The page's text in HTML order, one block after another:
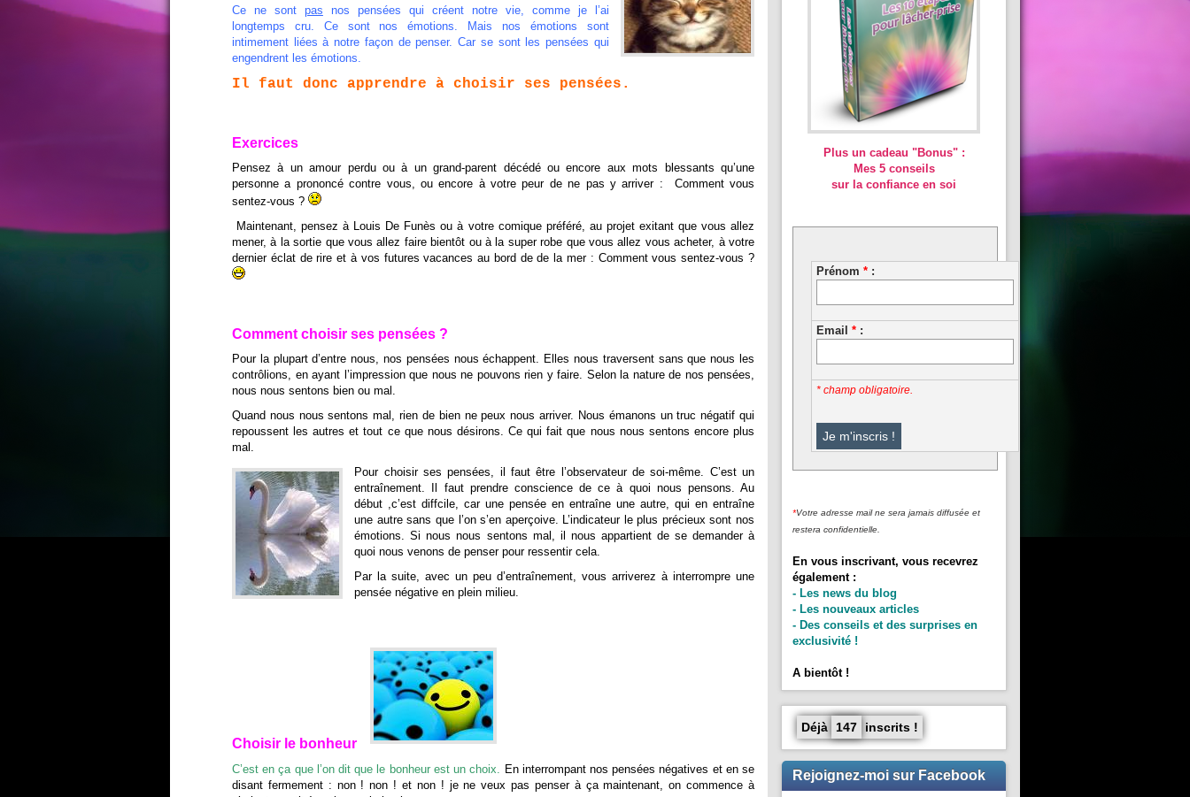
Ce ne sont pas nos pensées qui créent notre vie, comme je l’ai
longtemps cru. Ce sont nos émotions. Mais nos émotions sont
intimement liées à notre façon de penser. Car se sont les pensées qui
engendrent les émotions.
Il faut donc apprendre à choisir ses pensées.
Exercices
Pensez à un amour perdu ou à un grand-parent décédé ou encore aux mots blessants qu’une
personne a prononcé contre vous, ou encore à votre peur de ne pas y arriver : Comment vous
sentez-vous ?
Maintenant, pensez à Louis De Funès ou à votre comique préféré, au projet exitant que vous allez
mener, à la sortie que vous allez faire bientôt ou à la super robe que vous allez vous acheter, à votre
dernier éclat de rire et à vos futures vacances au bord de de la mer : Comment vous sentez-vous ?
Comment choisir ses pensées ?
Pour la plupart d’entre nous, nos pensées nous échappent. Elles nous traversent sans que nous les
contrôlions, en ayant l’impression que nous ne pouvons rien y faire. Selon la nature de nos pensées,
nous nous sentons bien ou mal.
Quand nous nous sentons mal, rien de bien ne peux nous arriver. Nous émanons un truc négatif qui
repoussent les autres et tout ce que nous désirons. Ce qui fait que nous nous sentons encore plus
mal.
Pour choisir ses pensées, il faut être l’observateur de soi-même. C’est un
entraînement. Il faut prendre conscience de ce à quoi nous pensons. Au
début ,c’est diffcile, car une pensée en entraîne une autre, qui en entraîne
une autre sans que l’on s’en aperçoive. L’indicateur le plus précieux sont nos
émotions. Si nous nous sentons mal, il nous appartient de se demander à
quoi nous venons de penser pour ressentir cela.
Par la suite, avec un peu d’entraînement, vous arriverez à interrompre une
pensée négative en plein milieu.
Choisir le bonheur
C’est en ça que l’on dit que le bonheur est un choix. En interrompant nos pensées négatives et en se
disant fermement : non ! non ! et non ! je ne veux pas penser à ça maintenant, on commence à
Plus un cadeau "Bonus" :
Mes 5 conseils
sur la confiance en soi
Prénom * :
Email * :
* champ obligatoire.
*Votre adresse mail ne sera jamais diffusée et
restera confidentielle.
En vous inscrivant, vous recevrez
également :
- Les news du blog
- Les nouveaux articles
- Des conseils et des surprises en
exclusivité !
A bientôt !
Déjà 147 inscrits !
Rejoignez-moi sur Facebook